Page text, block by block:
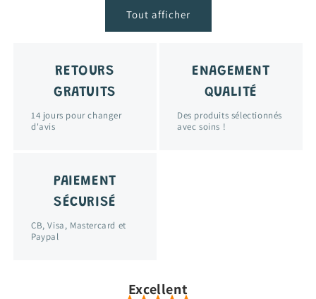
Tout afficher
RETOURS
GRATUITS
14 jours pour changer
d'avis
ENAGEMENT
QUALITÉ
Des produits sélectionnés
avec soins !
PAIEMENT
SÉCURISÉ
CB, Visa, Mastercard et
Paypal
Excellent